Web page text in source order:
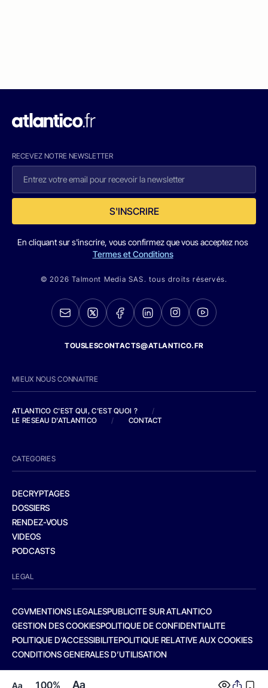
Aa 100% Aa
RECEVEZ NOTRE NEWSLETTER
S'INSCRIRE
En cliquant sur s'inscrire, vous confirmez que vous acceptez nos
Termes et Conditions
© 2026 Talmont Media SAS. tous droits réservés.
TOUSLESCONTACTS@ATLANTICO.FR
MIEUX NOUS CONNAITRE
ATLANTICO C'EST QUI, C'EST QUOI ?
/
LE RESEAU D'ATLANTICO
/ CONTACT
CATEGORIES
DECRYPTAGES
DOSSIERS
RENDEZ-VOUS
VIDEOS
PODCASTS
LEGAL
CGVMENTIONS LEGALESPUBLICITE SUR ATLANTICO
GESTION DES COOKIESPOLITIQUE DE CONFIDENTIALITE
POLITIQUE D’ACCESSIBILITEPOLITIQUE RELATIVE AUX COOKIES
CONDITIONS GENERALES D’UTILISATION